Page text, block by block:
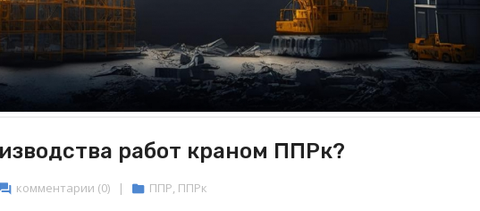
работ краном ППРк?
комментарии (0) | ППР ППРк